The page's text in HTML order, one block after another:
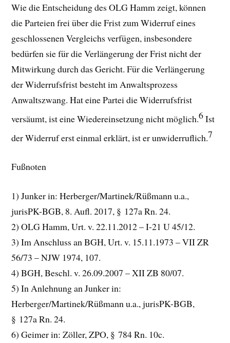
Wie die Entscheidung des OLG Hamm zeigt, können
die Parteien frei über die Frist zum Widerruf eines
geschlossenen Vergleichs verfügen, insbesondere
bedürfen sie für die Verlängerung der Frist nicht der
Mitwirkung durch das Gericht. Für die Verlängerung
der Widerrufsfrist besteht im Anwaltsprozess
Anwaltszwang. Hat eine Partei die Widerrufsfrist
versäumt, ist eine Wiedereinsetzung nicht möglich.6Ist
der Widerruf erst einmal erklärt, ist er unwiderruflich.7
Fußnoten
1) Junker in: Herberger/Martinek/Rüßmann u.a.,
jurisPK-BGB, 8. Aufl. 2017, § 127a Rn. 24.
2) OLG Hamm, Urt. v. 22.11.2012 – I-21 U 45/12.
3) Im Anschluss an BGH, Urt. v. 15.11.1973 – VII ZR
56/73 – NJW 1974, 107.
4) BGH, Beschl. v. 26.09.2007 – XII ZB 80/07.
5) In Anlehnung an Junker in:
Herberger/Martinek/Rüßmann u.a., jurisPK-BGB,
§ 127a Rn. 24.
6) Geimer in: Zöller, ZPO, § 784 Rn. 10c.